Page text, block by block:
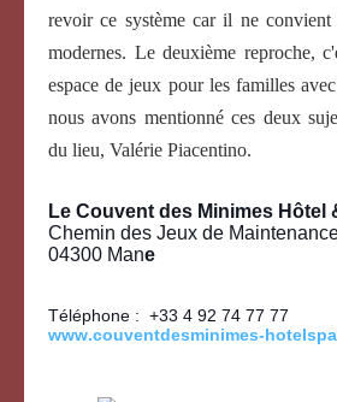
revoir ce système car il ne
modernes. Le deuxième reproche,
espace de jeux pour les familles
nous avons mentionné ces deux
du lieu, Valérie Piacentino.
Le Couvent des Minimes Hôtel
Chemin des Jeux de
04300 Mane
Téléphone : +33 4 92 74 77 77
www.couventdesminimes-